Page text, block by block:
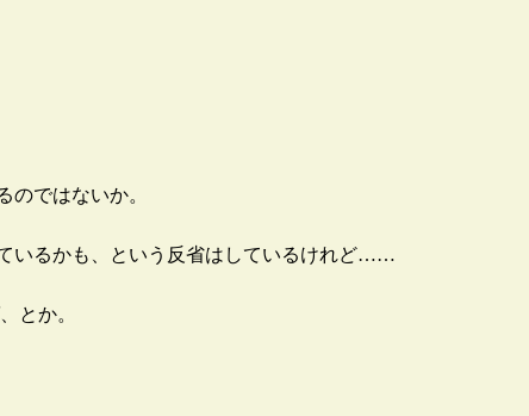
ではないか。
いるかも、という反省はしているけれど……
とか。